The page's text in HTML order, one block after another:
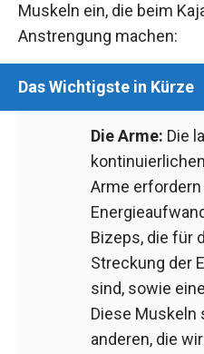
Muskeln ein, die beim
Anstrengung machen:
Die Arme: Die
Arme
Bizeps, die für
Streckung der
sind, sowie
Diese
anderen, die